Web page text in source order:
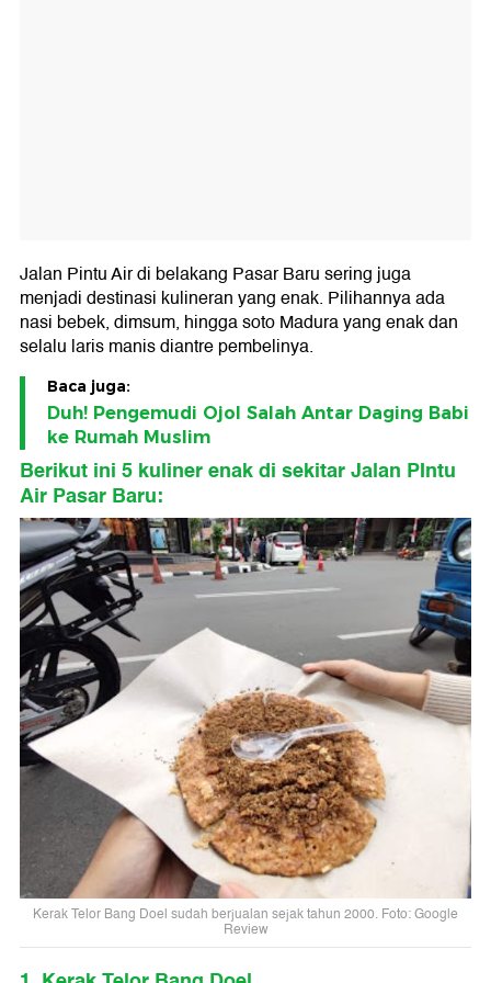
Jalan Pintu Air di belakang Pasar Baru sering juga
menjadi destinasi kulineran yang enak. Pilihannya ada
nasi bebek, dimsum, hingga soto Madura yang enak dan
selalu laris manis diantre pembelinya.
Baca juga:
Duh! Pengemudi Ojol Salah Antar Daging Babi
ke Rumah Muslim
Berikut ini 5 kuliner enak di sekitar Jalan PIntu
Air Pasar Baru:
Kerak Telor Bang Doel sudah berjualan sejak tahun 2000. Foto: Google
Review